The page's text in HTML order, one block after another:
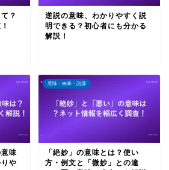
？
逆説の意味、わかりやすく説
明できる？初心者にも分かる
解説！
味
や
意味・由来・語源
「絶妙」の意味とは？使い
方・例文と「微妙」との違